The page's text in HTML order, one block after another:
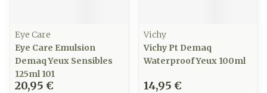
Eye Care
Eye Care Emulsion
Demaq Yeux Sensibles
125ml 101
20,95 €
Vichy
Vichy Pt Demaq
Waterproof Yeux 100ml
14,95 €